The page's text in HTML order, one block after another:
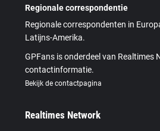
Regionale correspondentie
Regionale correspondenten in
Latijns-Amerika.
GPFans is onderdeel van Realtimes
contactinformatie.
Bekijk de contactpagina
Realtimes Network